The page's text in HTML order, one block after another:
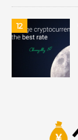
12